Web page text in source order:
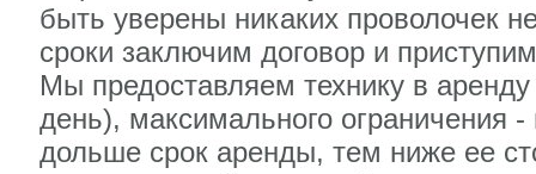
быть уверены никаких проволочек
сроки заключим договор и
Мы предоставляем технику в
день), максимального ограничения
дольше срок аренды, тем ниже ее